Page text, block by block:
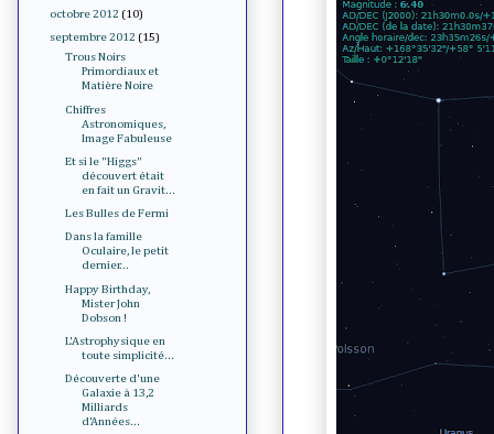
octobre 2012 (10)
septembre 2012 (15)
Trous Noirs
Primordiaux et
Matière Noire
Chiffres
Astronomiques,
Image Fabuleuse
Et si le "Higgs"
découvert était
en fait un Gravit...
Les Bulles de Fermi
Dans la famille
Oculaire, le petit
dernier...
Happy Birthday,
Mister John
Dobson !
L'Astrophysique en
toute simplicité...
Découverte d'une
Galaxie à 13,2
Milliards
d'Années...